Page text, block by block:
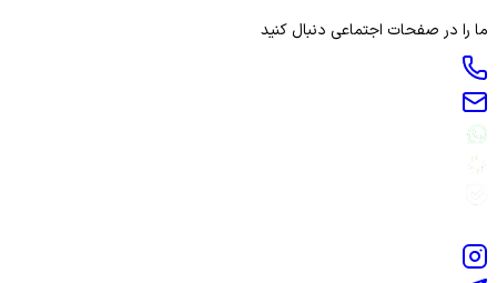
ما را در صفحات اجتماعی دنبال کنید